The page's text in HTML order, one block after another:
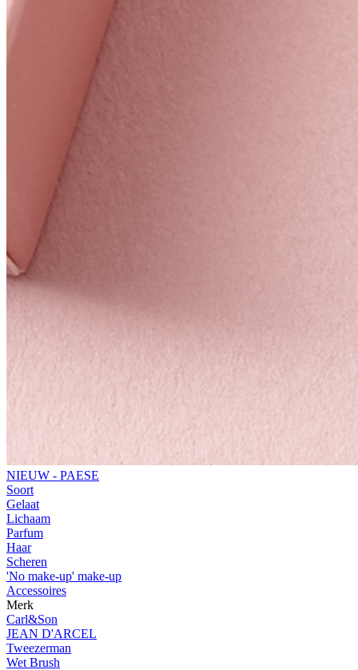
NIEUW - PAESE
Soort
Gelaat
Lichaam
Parfum
Haar
Scheren
'No make-up' make-up
Accessoires
Merk
Carl&Son
JEAN D'ARCEL
Tweezerman
Wet Brush